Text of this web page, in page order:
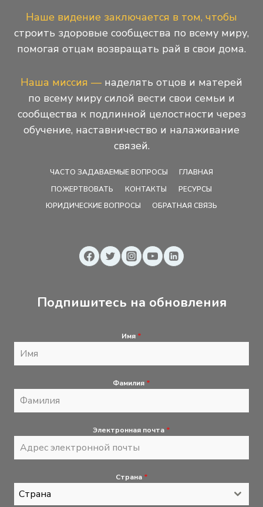
Наше видение заключается в том, чтобы
строить здоровые сообщества по всему миру,
помогая отцам возвращать рай в свои дома.
Наша миссия — наделять отцов и матерей
по всему миру силой вести свои семьи и
сообщества к подлинной целостности через
обучение, наставничество и налаживание
связей.
ЧАСТО ЗАДАВАЕМЫЕ ВОПРОСЫ
ГЛАВНАЯ
ПОЖЕРТВОВАТЬ
КОНТАКТЫ
РЕСУРСЫ
ЮРИДИЧЕСКИЕ ВОПРОСЫ
ОБРАТНАЯ СВЯЗЬ
Подпишитесь на обновления
Имя *
Фамилия *
Электронная почта *
Страна *
Страна